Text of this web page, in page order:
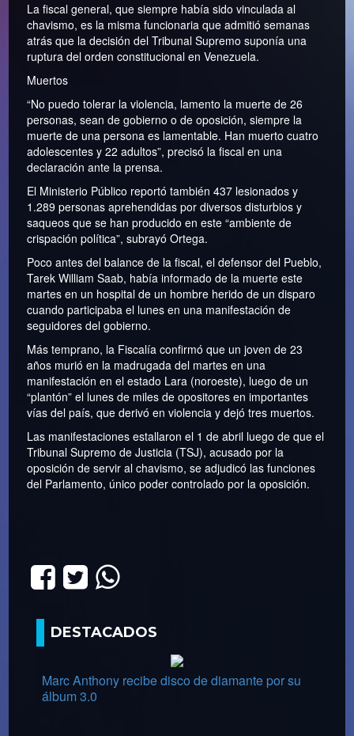
La fiscal general, que siempre había sido vinculada al
chavismo, es la misma funcionaria que admitió semanas
atrás que la decisión del Tribunal Supremo suponía una
ruptura del orden constitucional en Venezuela.
Muertos
“No puedo tolerar la violencia, lamento la muerte de 26
personas, sean de gobierno o de oposición, siempre la
muerte de una persona es lamentable. Han muerto cuatro
adolescentes y 22 adultos”, precisó la fiscal en una
declaración ante la prensa.
El Ministerio Público reportó también 437 lesionados y
1.289 personas aprehendidas por diversos disturbios y
saqueos que se han producido en este “ambiente de
crispación política”, subrayó Ortega.
Poco antes del balance de la fiscal, el defensor del Pueblo,
Tarek William Saab, había informado de la muerte este
martes en un hospital de un hombre herido de un disparo
cuando participaba el lunes en una manifestación de
seguidores del gobierno.
Más temprano, la Fiscalía confirmó que un joven de 23
años murió en la madrugada del martes en una
manifestación en el estado Lara (noroeste), luego de un
“plantón” el lunes de miles de opositores en importantes
vías del país, que derivó en violencia y dejó tres muertos.
Las manifestaciones estallaron el 1 de abril luego de que el
Tribunal Supremo de Justicia (TSJ), acusado por la
oposición de servir al chavismo, se adjudicó las funciones
del Parlamento, único poder controlado por la oposición.
DESTACADOS
Marc Anthony recibe disco de diamante por su
álbum 3.0